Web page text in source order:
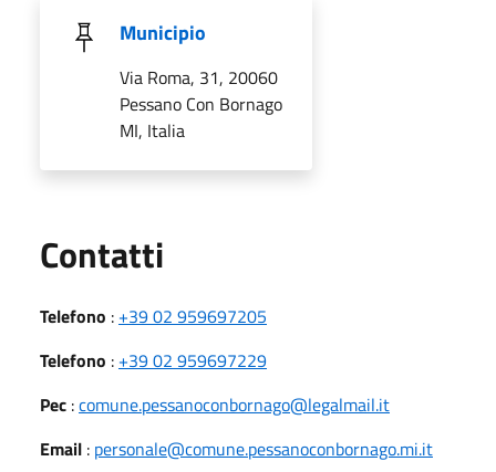
Municipio
Via Roma, 31, 20060
Pessano Con Bornago
MI, Italia
Contatti
Telefono : +39 02 959697205
Telefono : +39 02 959697229
Pec :comune.pessanoconbornago@legalmail.it
Email : personale@comune.pessanoconbornago.mi.it